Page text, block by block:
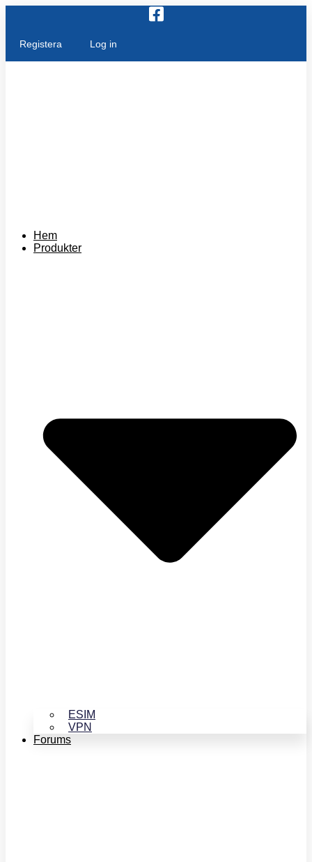
Registera Log in
Hem
Produkter
ESIM
VPN
Forums